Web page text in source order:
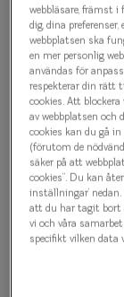
500 kr
Grön
Bågstorlek
S
120-126 mm
Osäker på
webbläsare, främst
dig, dina
webbplatsen ska
en mer personlig
användas för
respekterar din rätt
cookies. Att
av webbplatsen och
cookies kan du gå in
(förutom de
säker på att
cookies”. Du kan
inställningar’
att du har tagit bort
vi och våra
specifikt vilken data